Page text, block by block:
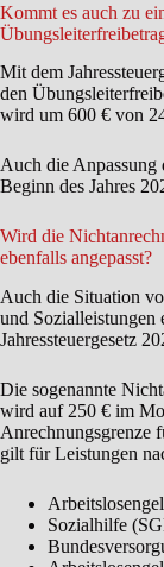
Kommt es auch zu
Mit dem
den
wird um 600 € von
Auch die Anpassung
Beginn des Jahres
Wird die
ebenfalls angepasst?
Auch die Situation
und Sozialleistungen
Jahressteuergesetz
Die sogenannte
wird auf 250 € im
Anrechnungsgrenze
gilt für Leistungen
Sozialhilfe